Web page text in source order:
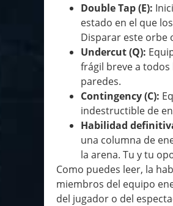
Double Tap (E):
estado en el que
Disparar este orbe
Undercut (Q):
frágil breve a
paredes.
Contingency (C):
indestructible de
Habilidad
una columna de
la arena. Tu y tu
Como puedes leer, la
miembros del equipo
del jugador o del